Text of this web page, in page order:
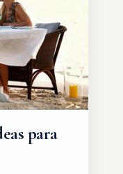
para